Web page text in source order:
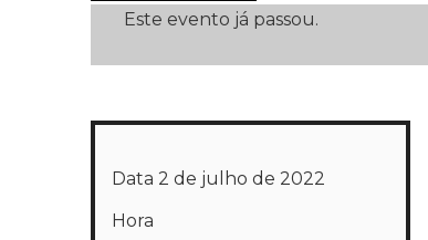
Este evento já passou.
Data 2 de julho de 2022
Hora